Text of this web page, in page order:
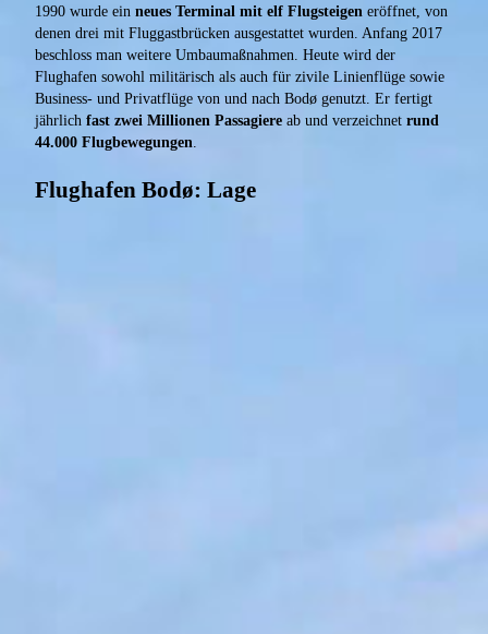
1990 wurde ein neues Terminal mit elf Flugsteigen eröffnet, von
denen drei mit Fluggastbrücken ausgestattet wurden. Anfang 2017
beschloss man weitere Umbaumaßnahmen. Heute wird der
Flughafen sowohl militärisch als auch für zivile Linienflüge sowie
Business- und Privatflüge von und nach Bodø genutzt. Er fertigt
jährlich fast zwei Millionen Passagiere ab und verzeichnet rund
44.000 Flugbewegungen.
Flughafen Bodø: Lage